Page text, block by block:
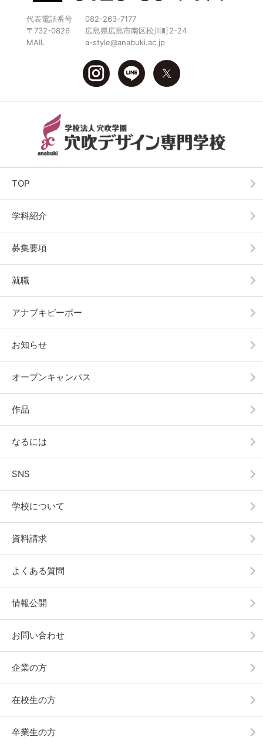
代表電話番号
082-263-7177
〒732-0826
広島県広島市南区松川町2-24
MAIL
a-style@anabuki.ac.jp
TOP
学科紹介
募集要項
就職
アナブキピーポー
お知らせ
オープンキャンパス
作品
なるには
SNS
学校について
資料請求
よくある質問
情報公開
お問い合わせ
企業の方
在校生の方
卒業生の方